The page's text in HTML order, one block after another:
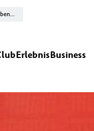
ErlebnisBusiness